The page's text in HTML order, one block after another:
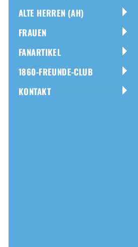
ALTE HERREN (AH)
FRAUEN
FANARTIKEL
1860-FREUNDE-CLUB
KONTAKT